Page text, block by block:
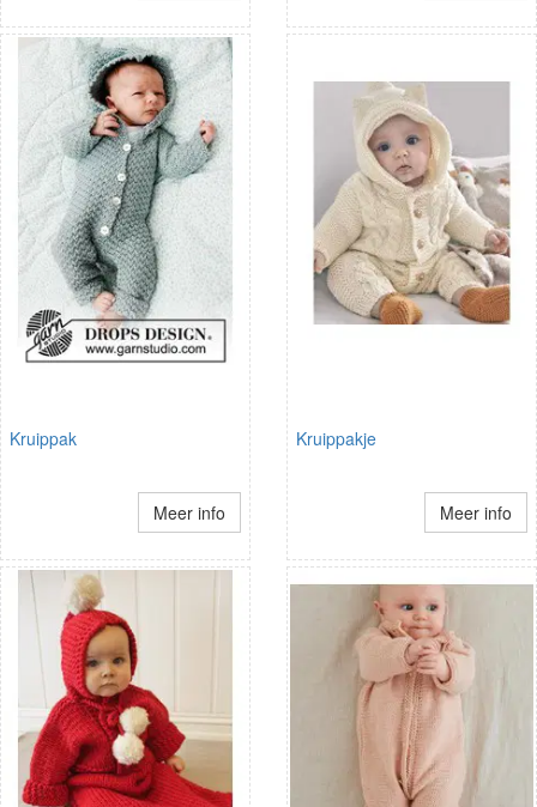
Kruippak
Meer info
Kruippakje
Meer info